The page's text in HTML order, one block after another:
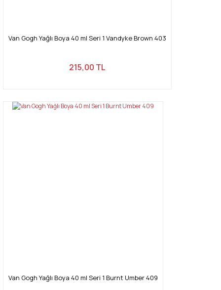
Van Gogh Yağlı Boya 40 ml Seri 1 Vandyke Brown 403
215,00 TL
Van Gogh Yağlı Boya 40 ml Seri 1 Burnt Umber 409